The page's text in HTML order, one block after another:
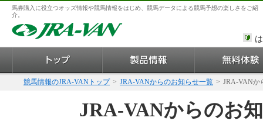
馬券購入に役立つオッズ情報や競馬情報をはじめ、競馬データによる競馬予想の楽しさをご紹
介。
競馬情報のJRA-VANトップ > JRA-VANからのお知らせ一覧 > JRA-VANか
JRA-VANからのお